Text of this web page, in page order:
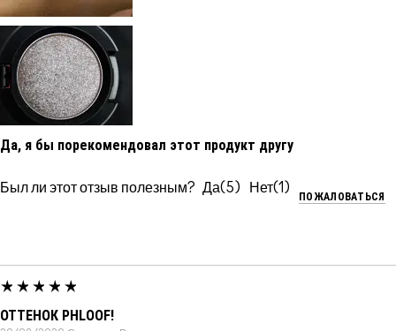
Да, я бы порекомендовал этот продукт другу
Был ли этот отзыв полезным? 5 1
ПОЖАЛОВАТЬСЯ
ОТТЕНОК PHLOOF!